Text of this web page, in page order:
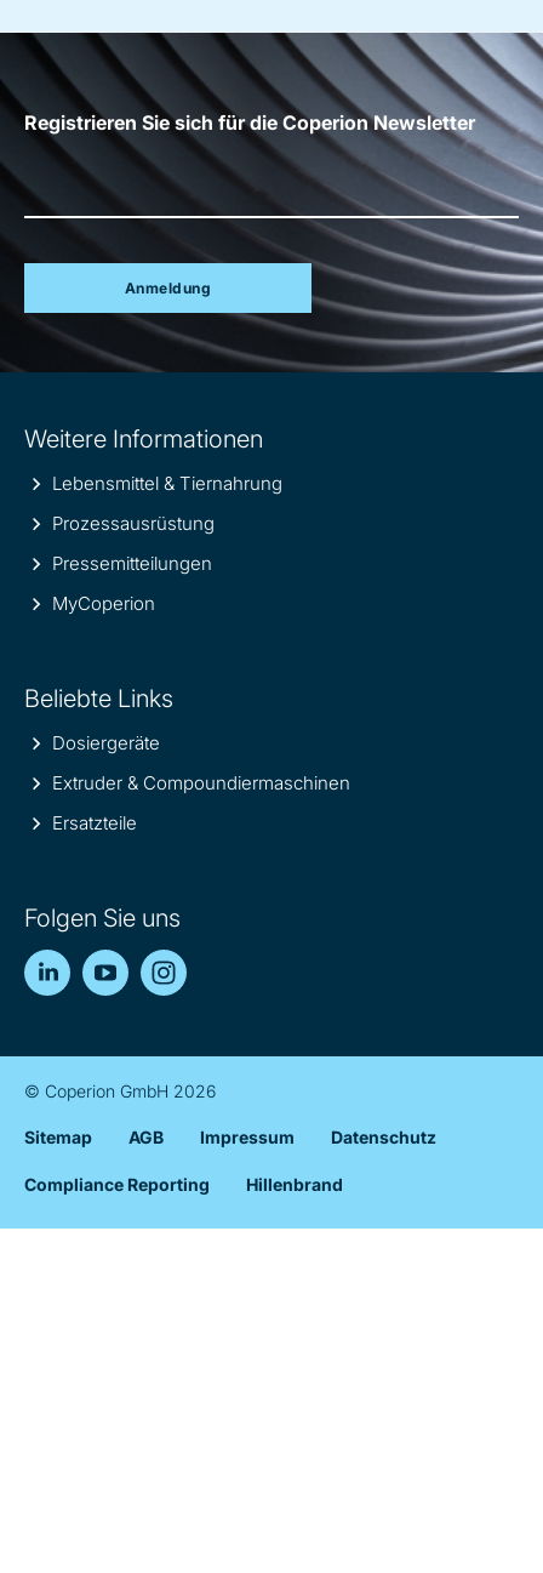
Registrieren Sie sich für die Coperion Newsletter
Anmeldung
information
Weitere Informationen
Lebensmittel & Tiernahrung
Prozessausrüstung
Pressemitteilungen
MyCoperion
Beliebte Links
Dosiergeräte
Extruder & Compoundiermaschinen
Ersatzteile
Folgen Sie uns
LinkedInYouTube
© Coperion GmbH 2026
Sitemap AGB Impressum Datenschutz
Compliance Reporting Hillenbrand